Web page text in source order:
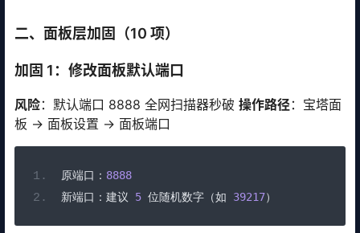
二、面板层加固（10 项）
加固 1：修改面板默认端口
风险：默认端口 8888 全网扫描器秒破 操作路径：宝塔面
板 → 面板设置 → 面板端口
原端口： 8888
新端口：建议
5 位随机数字（如 39217）